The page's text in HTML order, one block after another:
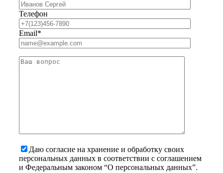
Телефон
Email*
Даю согласие на хранение и обработку своих
персональных данных в соответствии с соглашением
и Федеральным законом “О персональных данных”.